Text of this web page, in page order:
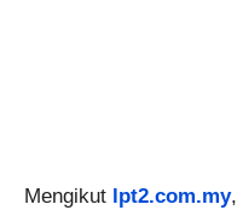
Mengikut lpt2.com.my,